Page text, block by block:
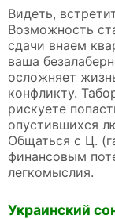
Видеть,
Возможность
сдачи внаем
ваша
осложняет
конфликту.
рискуете
опустившихся
Общаться с Ц.
финансовым
легкомыслия.
Украинский